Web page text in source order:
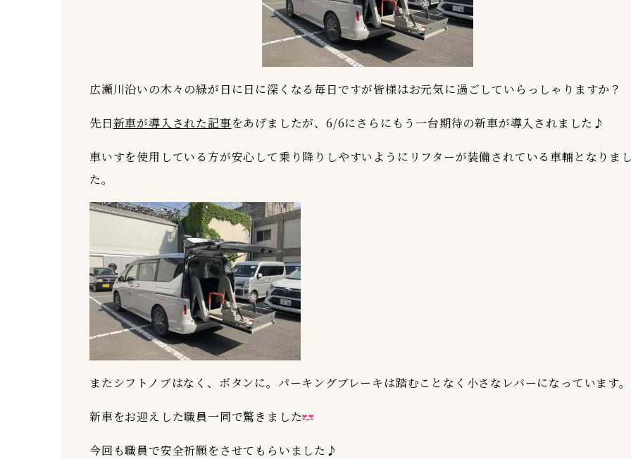
広瀬川沿いの木々の緑が日に日に深くなる毎日ですが皆様はお元気に過ごしていらっしゃりますか？
先日新車が導入された記事をあげましたが、6/6にさらにもう一台期待の新車が導入されました♪
車いすを使用している方が安心して乗り降りしやすいようにリフターが装備されている車輛となりま
た。
またシフトノブはなく、ボタンに。パーキングブレーキは踏むことなく小さなレバーになっています。
新車をお迎えした職員一同で驚きました
今回も職員で安全祈願をさせてもらいました♪